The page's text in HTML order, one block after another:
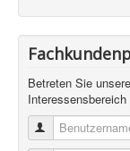
Betreten Sie
Benutzername